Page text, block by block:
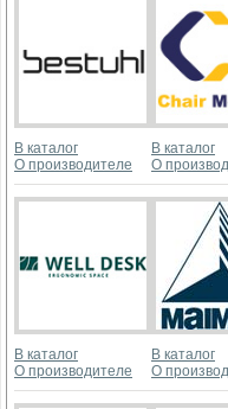
В каталог
О производителе
В каталог
О
В каталог
О производителе
В каталог
О